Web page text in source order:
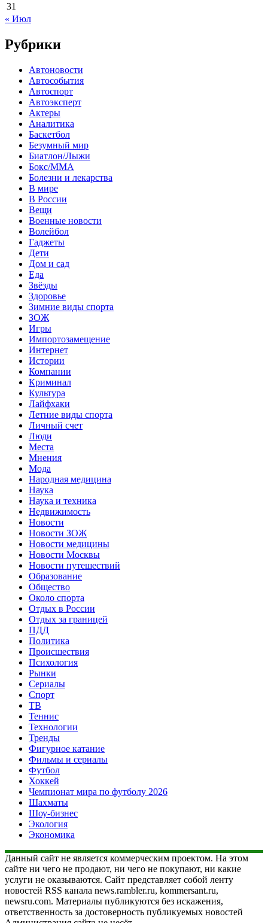
31
« Июл
Рубрики
Автоновости
Автособытия
Автоспорт
Автоэксперт
Актеры
Аналитика
Баскетбол
Безумный мир
Биатлон/Лыжи
Бокс/MMA
Болезни и лекарства
В мире
В России
Вещи
Военные новости
Волейбол
Гаджеты
Дети
Дом и сад
Еда
Звёзды
Здоровье
Зимние виды спорта
ЗОЖ
Игры
Импортозамещение
Интернет
Истории
Компании
Криминал
Культура
Лайфхаки
Летние виды спорта
Личный счет
Люди
Места
Мнения
Мода
Народная медицина
Наука
Наука и техника
Недвижимость
Новости
Новости ЗОЖ
Новости медицины
Новости Москвы
Новости путешествий
Образование
Общество
Около спорта
Отдых в России
Отдых за границей
ПДД
Политика
Происшествия
Психология
Рынки
Сериалы
Спорт
ТВ
Теннис
Технологии
Тренды
Фигурное катание
Фильмы и сериалы
Футбол
Хоккей
Чемпионат мира по футболу 2026
Шахматы
Шоу-бизнес
Экология
Экономика
Данный сайт не является коммерческим проектом. На этом
сайте ни чего не продают, ни чего не покупают, ни какие
услуги не оказываются. Сайт представляет собой ленту
новостей RSS канала news.rambler.ru, kommersant.ru,
newsru.com. Материалы публикуются без искажения,
ответственность за достоверность публикуемых новостей